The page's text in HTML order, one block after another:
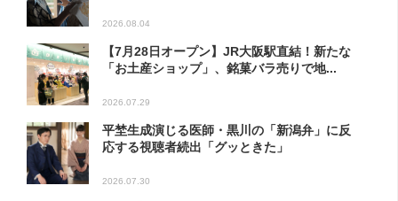
2026.08.04
【7月28日オープン】JR大阪駅直結！新たな
「お土産ショップ」、銘菓バラ売りで地...
2026.07.29
平埜生成演じる医師・黒川の「新潟弁」に反
応する視聴者続出「グッときた」
2026.07.30